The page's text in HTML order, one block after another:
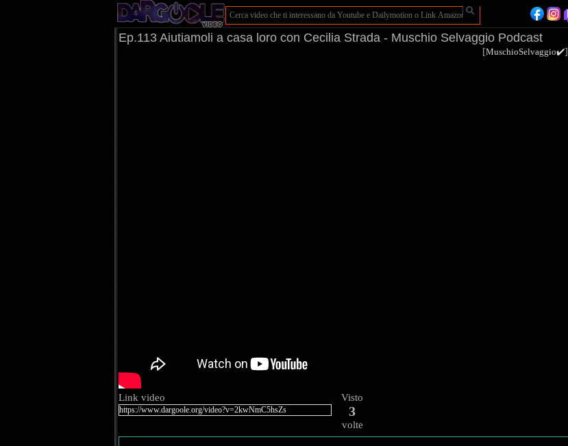
Ep.113 Aiutiamoli a casa loro con Cecilia Strada - Muschio Selvaggio Podcast
[MuschioSelvaggio✔️]
Link video Visto
3
volte